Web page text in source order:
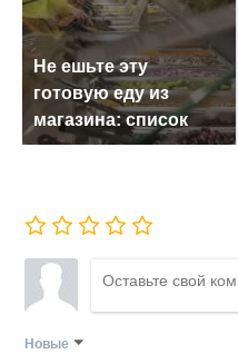
Не ешьте эту
готовую еду из
магазина: список
Новые